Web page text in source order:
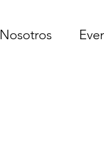
Nosotros